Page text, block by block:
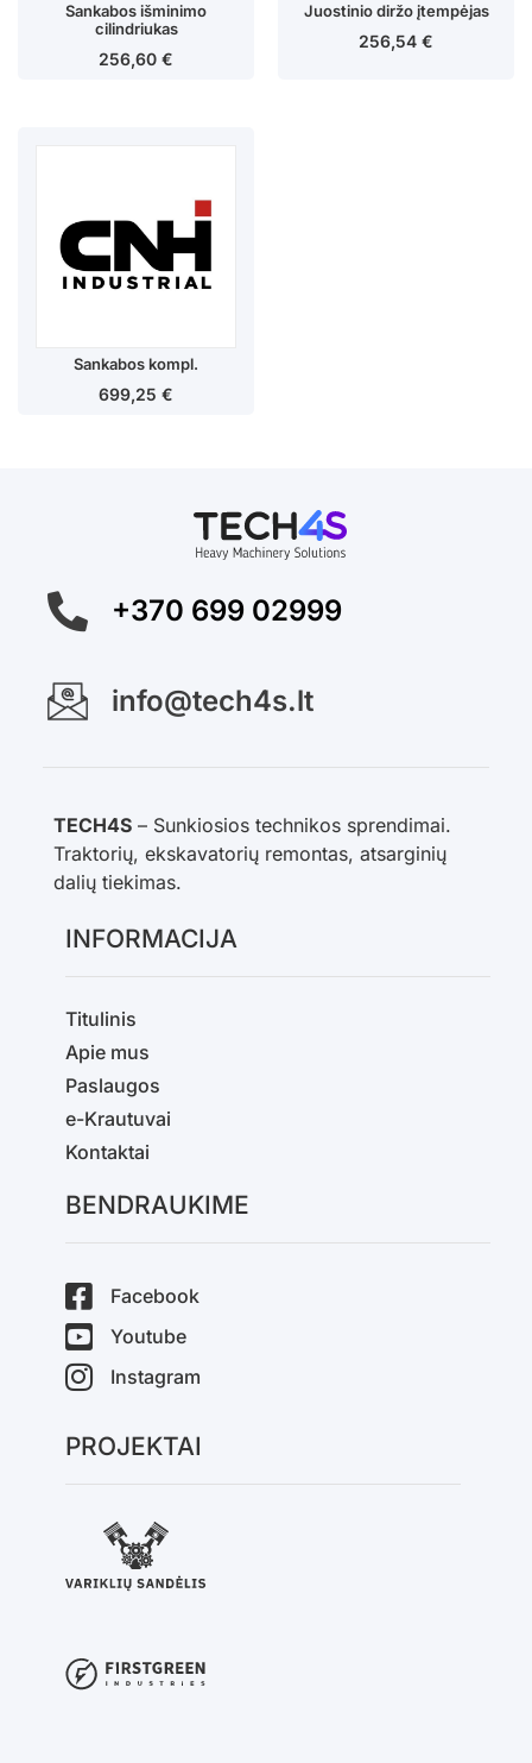
Sankabos išminimo
cilindriukas
256,60 €
Juostinio diržo įtempėjas
256,54 €
Sankabos kompl.
699,25 €
+370 699 02999
info@tech4s.lt
TECH4S – Sunkiosios technikos sprendimai.
Traktorių, ekskavatorių remontas, atsarginių
dalių tiekimas.
INFORMACIJA
Titulinis
Apie mus
Paslaugos
e-Krautuvai
Kontaktai
BENDRAUKIME
Facebook
Youtube
Instagram
PROJEKTAI